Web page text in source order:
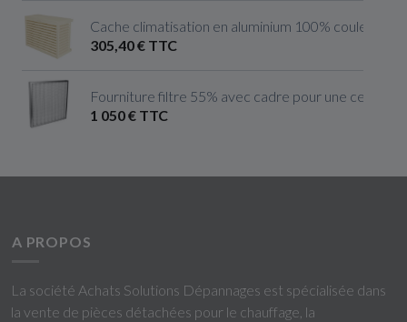
Cache climatisation en aluminium 100% couleur
305,40 € TTC
Fourniture filtre 55% avec cadre pour une
1 050 € TTC
A PROPOS
La société Achats Solutions Dépannages est spécialisée dans
la vente de pièces détachées pour le chauffage, la